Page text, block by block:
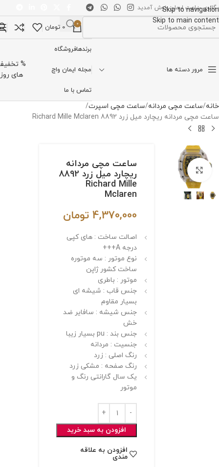
Skip to navigation
Skip to main content
گالری ساعت ایمان خوش آمدید
0
0 تومان
مرور دسته ها
برندهافروشگاه
مجله ایمان واچ
تماس با ما
%
های روز
خانه ساعت مچی مردانه ساعت مچی اسپرت
ساعت مچی مردانه ریچارد میل زرد 8892 Richard Mille Mclaren
برای بزرگنمایی کلیک کنیدساعت مچی مردانه
ریچارد میل زرد 8892
Richard Mille
Mclaren
4,370,000 تومان
اصالت ساخت : های کپی
درجه A+++
نوع موتور : سه موتوره
ساخت کشور ژاپن
موتور : باطری
جنس قاب : شیشه ای
بسیار مقاوم
جنس شیشه : سافایر ضد
خش
جنس بند : pu بسیار زیبا
جنسیت : مردانه
رنگ اصلی : زرد
رنگ صفحه : مشکی زرد
یک سال گارانتی رنگ و
موتور
افزودن به سبد خرید
افزودن به علاقه
مندی